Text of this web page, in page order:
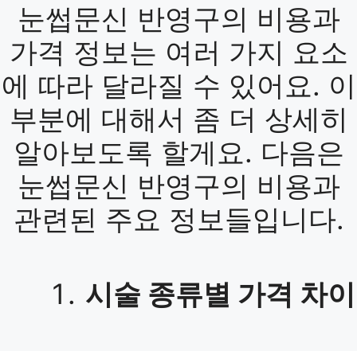
눈썹문신 반영구의 비용과
가격 정보는 여러 가지 요소
에 따라 달라질 수 있어요. 이
부분에 대해서 좀 더 상세히
알아보도록 할게요. 다음은
눈썹문신 반영구의 비용과
관련된 주요 정보들입니다.
시술 종류별 가격 차이